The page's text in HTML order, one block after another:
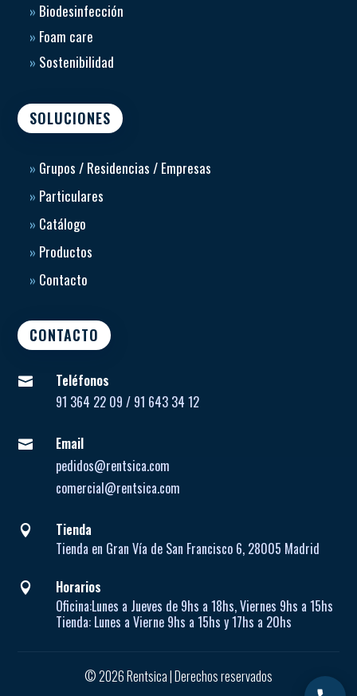
» Biodesinfección
» Foam care
» Sostenibilidad
SOLUCIONES
» Grupos / Residencias / Empresas
» Particulares
» Catálogo
» Productos
» Contacto
CONTACTO

Teléfonos
91 364 22 09 / 91 643 34 12

Email
pedidos@rentsica.com
comercial@rentsica.com

Tienda
Tienda en Gran Vía de San Francisco 6, 28005 Madrid

Horarios
Oficina:Lunes a Jueves de9hs a 18hs, Viernes 9hs a 15hs
Tienda: Lunes a Vierne9hs a 15hs y 17hs a 20hs
© 2026 Rentsica | Derechos reservados